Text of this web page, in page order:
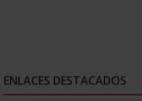
ENLACES DESTACADOS